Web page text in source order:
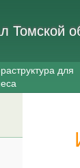
Томской
для